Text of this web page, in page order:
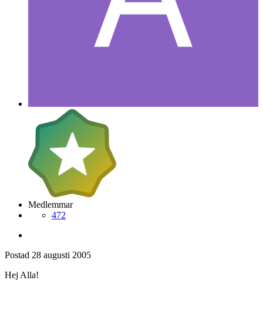
Medlemmar
472
Postad 28 augusti 2005
Hej Alla!